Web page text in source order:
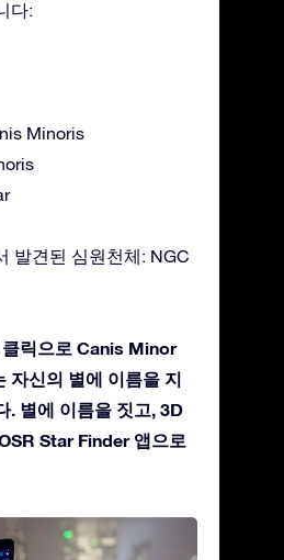
다:
Minoris
발견된 심원천체: NGC
클릭으로 Canis Minor
자신의 별에 이름을 지
. 별에 이름을 짓고, 3D
Star Finder 앱으로